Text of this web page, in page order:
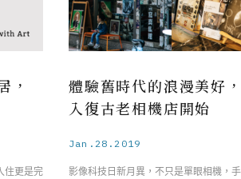
，
住更是完
體驗舊時代的浪漫美好
入復古老相機店開始
Jan.28.2019
影像科技日新月異，不只是單眼相機，